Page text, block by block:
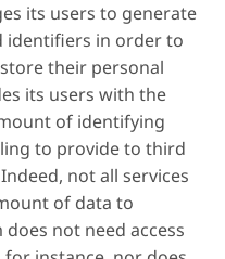
its users to generate
identifiers in order to
their personal
its users with the
of identifying
to provide to third
not all services
of data to
not need access